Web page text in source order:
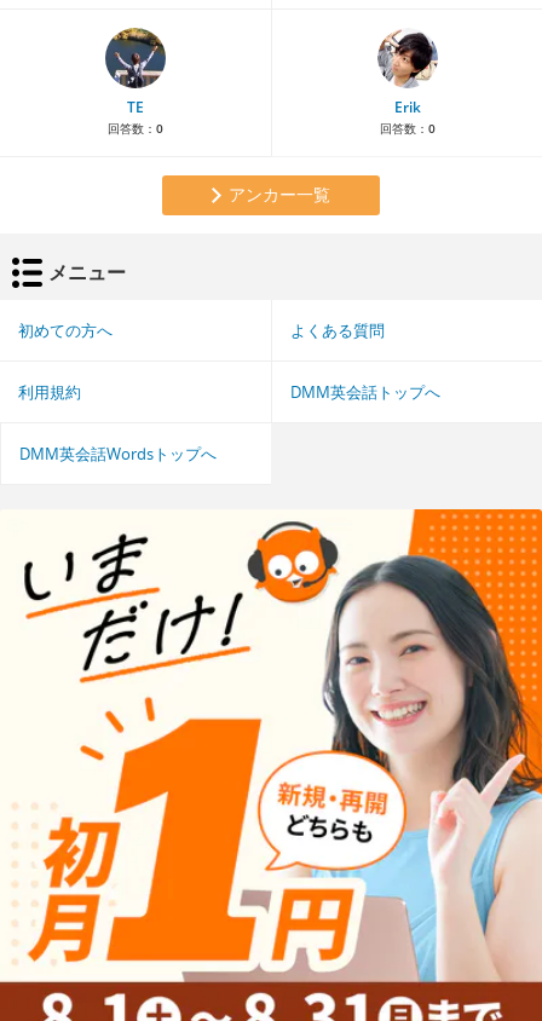
TE
回答数： 0
Erik
回答数： 0
アンカー一覧
メニュー
初めての方へ よくある質問
利用規約 DMM英会話トップへ
DMM英会話Wordsトップへ